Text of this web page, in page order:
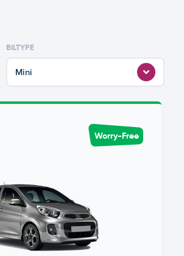
BILTYPE
Mini
Worry-Free